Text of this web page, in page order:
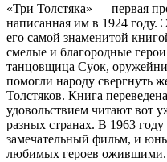
«Три Толстяка» — первая
написанная им в 1924 году.
его самой знаменитой
смелые и благородные
танцовщица Суок,
помогли народу свергнуть
Толстяков. Книга
удовольствием читают вот
разных странах. В 1963
замечательный фильм, и
любимых героев ожившими.